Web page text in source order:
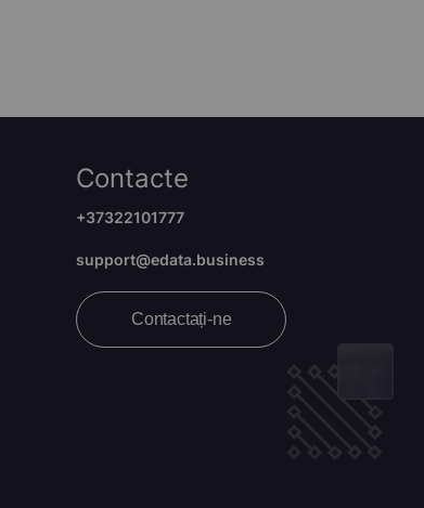
Contacte
+37322101777
support@edata.business
Contactați-ne